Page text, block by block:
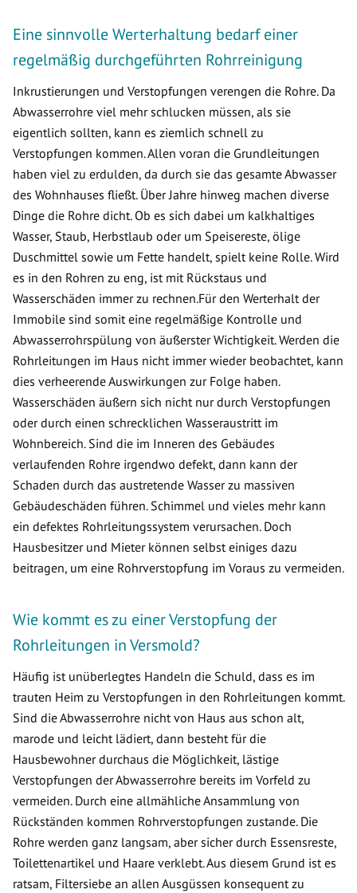
Eine sinnvolle Werterhaltung bedarf einer
regelmäßig durchgeführten Rohrreinigung
Inkrustierungen und Verstopfungen verengen die Rohre. Da
Abwasserrohre viel mehr schlucken müssen, als sie
eigentlich sollten, kann es ziemlich schnell zu
Verstopfungen kommen. Allen voran die Grundleitungen
haben viel zu erdulden, da durch sie das gesamte Abwasser
des Wohnhauses fließt. Über Jahre hinweg machen diverse
Dinge die Rohre dicht. Ob es sich dabei um kalkhaltiges
Wasser, Staub, Herbstlaub oder um Speisereste, ölige
Duschmittel sowie um Fette handelt, spielt keine Rolle. Wird
es in den Rohren zu eng, ist mit Rückstaus und
Wasserschäden immer zu rechnen.Für den Werterhalt der
Immobile sind somit eine regelmäßige Kontrolle und
Abwasserrohrspülung von äußerster Wichtigkeit. Werden die
Rohrleitungen im Haus nicht immer wieder beobachtet, kann
dies verheerende Auswirkungen zur Folge haben.
Wasserschäden äußern sich nicht nur durch Verstopfungen
oder durch einen schrecklichen Wasseraustritt im
Wohnbereich. Sind die im Inneren des Gebäudes
verlaufenden Rohre irgendwo defekt, dann kann der
Schaden durch das austretende Wasser zu massiven
Gebäudeschäden führen. Schimmel und vieles mehr kann
ein defektes Rohrleitungssystem verursachen. Doch
Hausbesitzer und Mieter können selbst einiges dazu
beitragen, um eine Rohrverstopfung im Voraus zu vermeiden.
Wie kommt es zu einer Verstopfung der
Rohrleitungen in Versmold?
Häufig ist unüberlegtes Handeln die Schuld, dass es im
trauten Heim zu Verstopfungen in den Rohrleitungen kommt.
Sind die Abwasserrohre nicht von Haus aus schon alt,
marode und leicht lädiert, dann besteht für die
Hausbewohner durchaus die Möglichkeit, lästige
Verstopfungen der Abwasserrohre bereits im Vorfeld zu
vermeiden. Durch eine allmähliche Ansammlung von
Rückständen kommen Rohrverstopfungen zustande. Die
Rohre werden ganz langsam, aber sicher durch Essensreste,
Toilettenartikel und Haare verklebt. Aus diesem Grund ist es
ratsam, Filtersiebe an allen Ausgüssen konsequent zu